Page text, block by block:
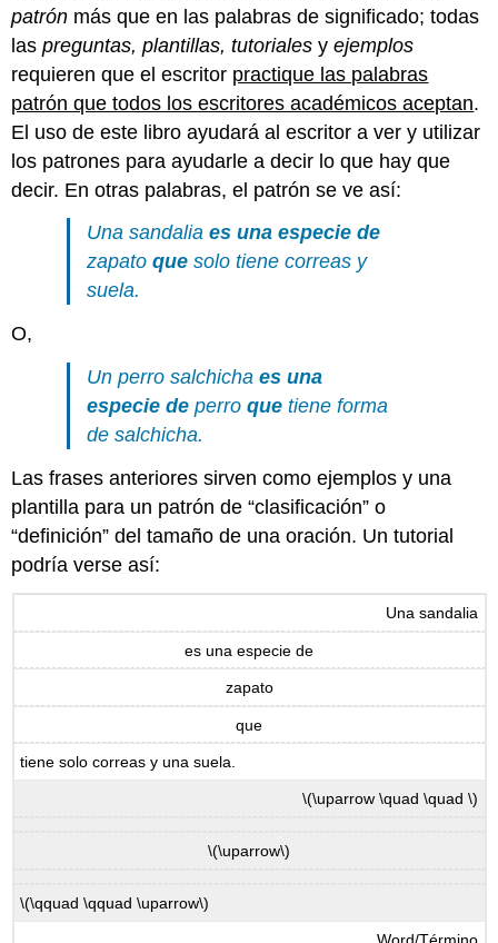
patrón más que en las palabras de significado; todas
laspreguntas, plantillas, tutoriales yejemplos
requieren que el escritor practique las palabras
patrón que todos los escritores académicos aceptan.
El uso de este libro ayudará al escritor a ver y utilizar
los patrones para ayudarle a decir lo que hay que
decir. En otras palabras, el patrón se ve así:
Una sandaliaes una especie de
zapatoque solo tiene correas y
suela.
O,
Un perro salchichaes una
especie de perroque tiene forma
de salchicha.
Las frases anteriores sirven como ejemplos y una
plantilla para un patrón de “clasificación” o
“definición” del tamaño de una oración. Un tutorial
podría verse así:
Una sandalia
es una especie de
zapato
que
tiene solo correas y una suela.
\(\uparrow \quad \quad \)
\(\uparrow\)
\(\qquad \qquad \uparrow\)